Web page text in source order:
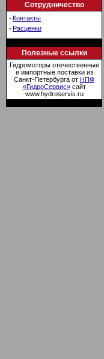
Сотрудничество
· Контакты
· Расценки
Полезные ссылки
Гидромоторы отечественные
и импортные поставки из
Санкт-Петербурга от НПФ
«ГидроСервис»сайт
www.hydroservis.ru